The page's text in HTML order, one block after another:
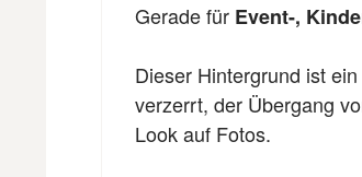
Gerade für Event-,
Dieser Hintergrund ist
verzerrt, der Übergang
Look auf Fotos.